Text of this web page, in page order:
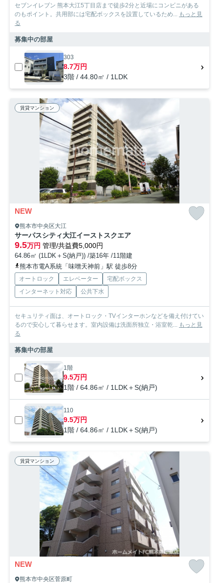
セブンイレブン 熊本大江5丁目店まで徒歩2分と近場にコンビニがある
のもポイント。共用部には宅配ボックスを設置しているため...
もっと見
る
募集中の部屋
303
8.7万円
3階 / 44.80㎡ / 1LDK
賃貸マンション
NEW
熊本市中央区大江
サーパスシティ大江イーストスクエア
9.5万円 管理/共益費5,000円
64.86㎡ (1LDK＋S(納戸)) /築16年 /11階建
熊本市電A系統「味噌天神前」駅 徒歩8分
オートロック エレベーター
宅配ボックス
インターネット対応
公共下水
セキュリティ面は、オートロック・TVインターホンなどを備え付けてい
るので安心して暮らせます。室内設備は洗面所独立・浴室乾...
もっと見
る
募集中の部屋
1階
9.5万円
1階 / 64.86㎡ / 1LDK＋S(納戸)
110
9.5万円
1階 / 64.86㎡ / 1LDK＋S(納戸)
賃貸マンション
NEW
熊本市中央区菅原町